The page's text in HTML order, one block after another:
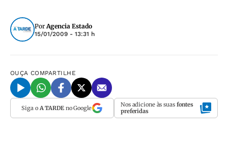
PorAgencia Estado
15/01/2009 - 13:31 h
OUÇA COMPARTILHE
Siga o A TARDEno Google Nos adicione às suas fontes
preferidas